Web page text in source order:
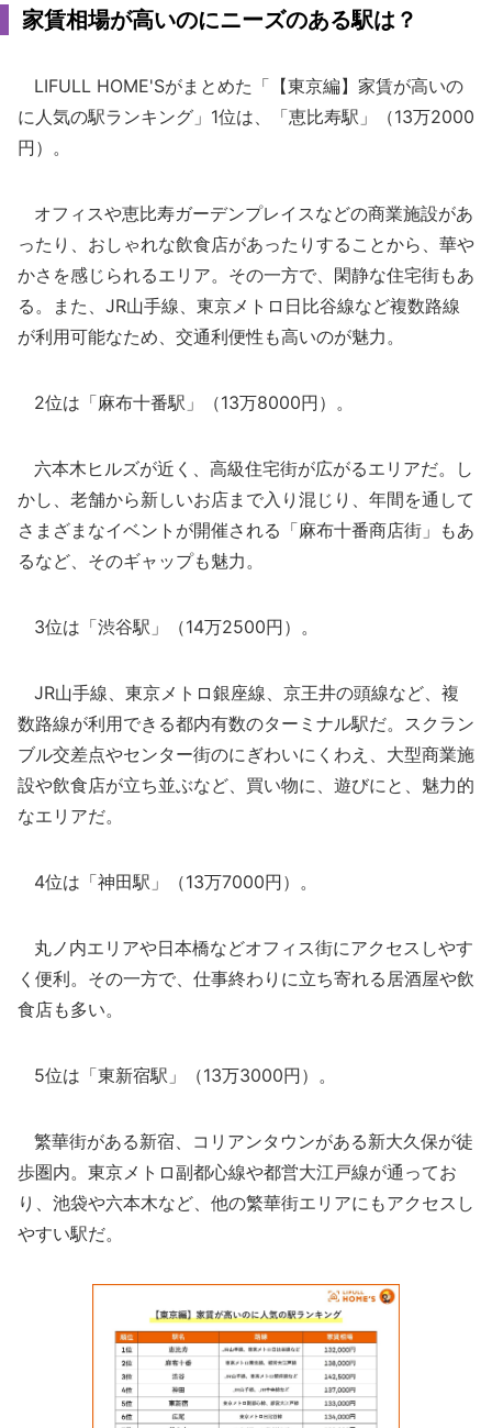
家賃相場が高いのにニーズのある駅は？
LIFULL HOME'Sがまとめた「【東京編】家賃が高いの
に人気の駅ランキング」1位は、「恵比寿駅」（13万2000
円）。
オフィスや恵比寿ガーデンプレイスなどの商業施設があ
ったり、おしゃれな飲食店があったりすることから、華や
かさを感じられるエリア。その一方で、閑静な住宅街もあ
る。また、JR山手線、東京メトロ日比谷線など複数路線
が利用可能なため、交通利便性も高いのが魅力。
2位は「麻布十番駅」（13万8000円）。
六本木ヒルズが近く、高級住宅街が広がるエリアだ。し
かし、老舗から新しいお店まで入り混じり、年間を通して
さまざまなイベントが開催される「麻布十番商店街」もあ
るなど、そのギャップも魅力。
3位は「渋谷駅」（14万2500円）。
JR山手線、東京メトロ銀座線、京王井の頭線など、複
数路線が利用できる都内有数のターミナル駅だ。スクラン
ブル交差点やセンター街のにぎわいにくわえ、大型商業施
設や飲食店が立ち並ぶなど、買い物に、遊びにと、魅力的
なエリアだ。
4位は「神田駅」（13万7000円）。
丸ノ内エリアや日本橋などオフィス街にアクセスしやす
く便利。その一方で、仕事終わりに立ち寄れる居酒屋や飲
食店も多い。
5位は「東新宿駅」（13万3000円）。
繁華街がある新宿、コリアンタウンがある新大久保が徒
歩圏内。東京メトロ副都心線や都営大江戸線が通ってお
り、池袋や六本木など、他の繁華街エリアにもアクセスし
やすい駅だ。